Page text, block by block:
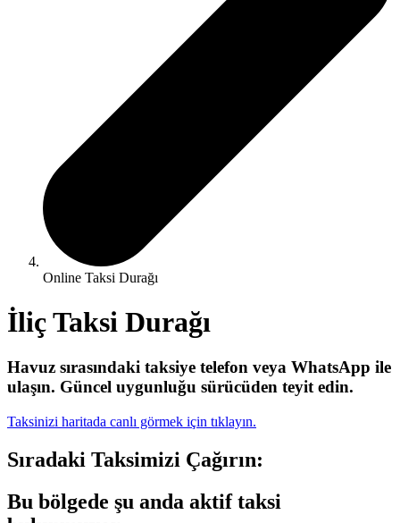
Online Taksi Durağı
İliç Taksi Durağı
Havuz sırasındaki taksiye telefon veya WhatsApp ile
ulaşın. Güncel uygunluğu sürücüden teyit edin.
Taksinizi haritada canlı görmek için tıklayın.
Sıradaki Taksimizi Çağırın:
Bu bölgede şu anda aktif taksi